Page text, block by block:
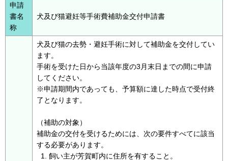
申請
書名
称
犬及び猫避妊等手術費補助金交付申請書
犬及び猫の去勢・避妊手術に対して補助金を交付してい
ます。
手術を受けた日から当該年度の3月末日までの間に申請
してください。
※申請期間内であっても、予算額に達した時点で受付終
了となります。
（補助の対象）
補助金の交付を受けるためには、次の要件すべてに該当
する必要があります。
飼い主が芳賀町内に住所を有すること。